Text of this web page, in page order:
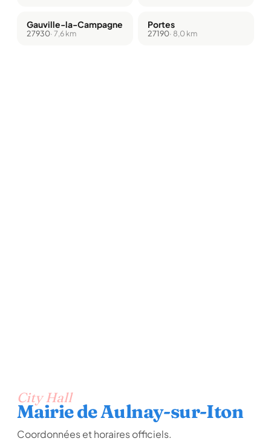
Gauville-la-Campagne
27930· 7,6 km
Portes
27190· 8,0 km
City Hall
Mairie de Aulnay-sur-Iton
Coordonnées et horaires officiels.